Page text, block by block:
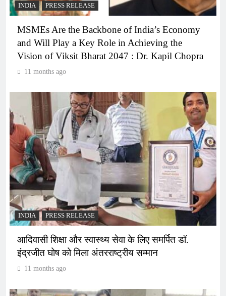
INDIA PRESS RELEASE
MSMEs Are the Backbone of India’s Economy
and Will Play a Key Role in Achieving the
Vision of Viksit Bharat 2047 : Dr. Kapil Chopra
11 months ago
INDIA PRESS RELEASE
आदिवासी शिक्षा और स्वास्थ्य सेवा के लिए समर्पित डॉ.
इंद्रजीत घोष को मिला अंतरराष्ट्रीय सम्मान
11 months ago